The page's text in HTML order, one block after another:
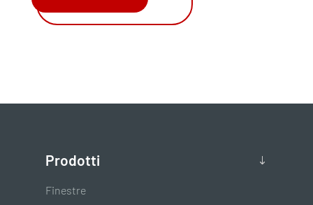
Prodotti
Finestre